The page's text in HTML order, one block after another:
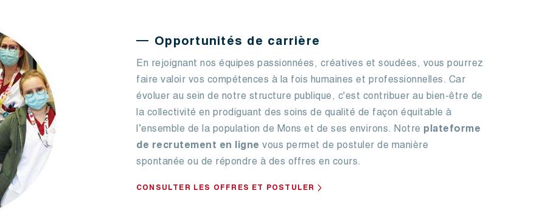
Opportunités de carrière
En rejoignant nos équipes passionnées, créatives et soudées, vous pourrez
faire valoir vos compétences à la fois humaines et professionnelles. Car
évoluer au sein de notre structure publique, c'est contribuer au bien-être de
la collectivité en prodiguant des soins de qualité de façon équitable à
l’ensemble de la population de Mons et de ses environs. Notre plateforme
de recrutement en ligne vous permet de postuler de manière
spontanée ou de répondre à des offres en cours.
CONSULTER LES OFFRES ET POSTULER